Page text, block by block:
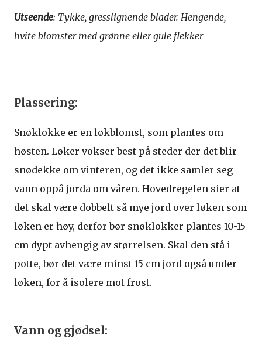
Utseende: Tykke, gresslignende blader. Hengende,
hvite blomster med grønne eller gule flekker
Plassering:
Snøklokke er en løkblomst, som plantes om
høsten. Løker vokser best på steder der det blir
snødekke om vinteren, og det ikke samler seg
vann oppå jorda om våren. Hovedregelen sier at
det skal være dobbelt så mye jord over løken som
løken er høy, derfor bør snøklokker plantes 10-15
cm dypt avhengig av størrelsen. Skal den stå i
potte, bør det være minst 15 cm jord også under
løken, for å isolere mot frost.
Vann og gjødsel: